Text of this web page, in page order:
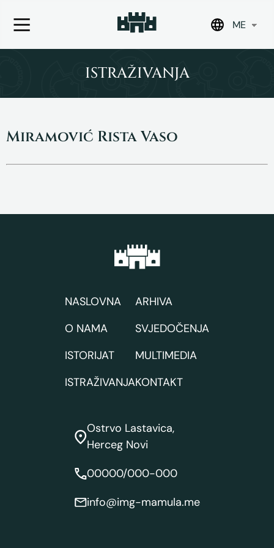
ME
ISTRAŽIVANJA
Miramović Rista Vaso
NASLOVNA
O NAMA
ISTORIJAT
ISTRAŽIVANJA
ARHIVA
SVJEDOČENJA
MULTIMEDIA
KONTAKT
Ostrvo Lastavica,
Herceg Novi
00000/000-000
info@img-mamula.me